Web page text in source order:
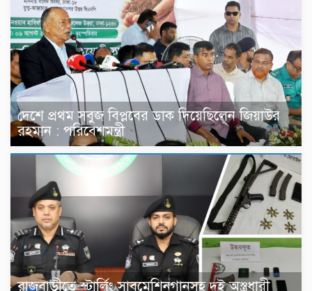
দেশে প্রথম সবুজ বিপ্লবের ডাক দিয়েছিলেন জিয়াউর
রহমান : পরিবেশমন্ত্রী
রাজবাড়ীতে স্টার্লিং সাবমেশিনগানসহ দুই অস্ত্রধারী